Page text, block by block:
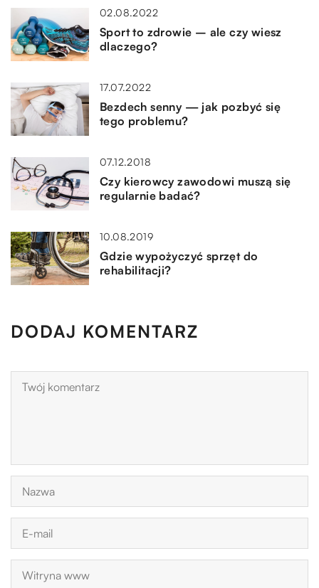
02.08.2022
Sport to zdrowie – ale czy wiesz
dlaczego?
17.07.2022
Bezdech senny — jak pozbyć się
tego problemu?
07.12.2018
Czy kierowcy zawodowi muszą się
regularnie badać?
10.08.2019
Gdzie wypożyczyć sprzęt do
rehabilitacji?
DODAJ KOMENTARZ